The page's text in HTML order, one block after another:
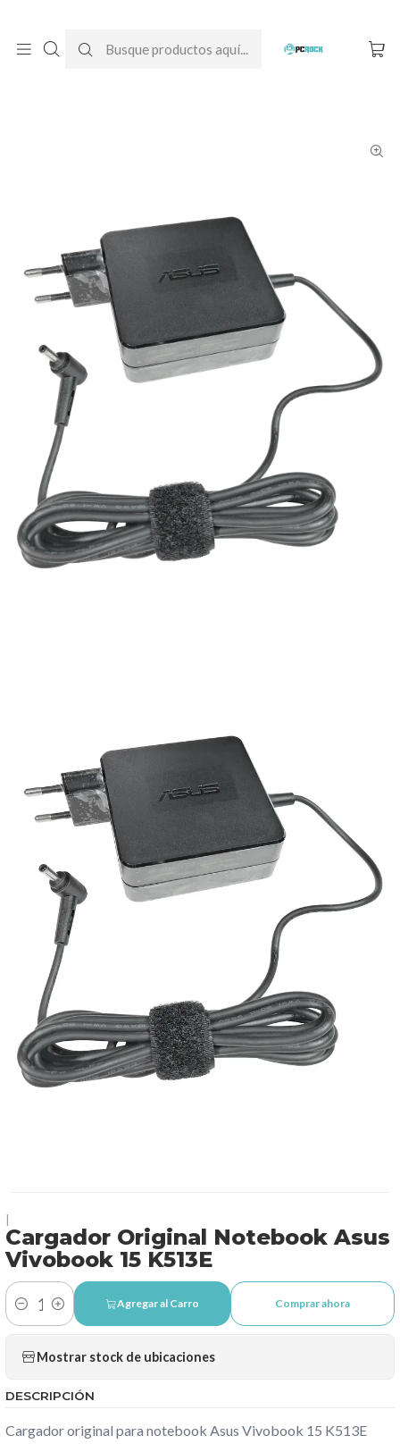
Cargador Original Notebook Asus
Vivobook 15 K513E
Cantidad
Agregar al Carro Comprar ahora
Mostrar stock de ubicaciones
DESCRIPCIÓN
Cargador original para notebook Asus Vivobook 15 K513E